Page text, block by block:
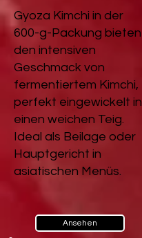
Gyoza Kimchi in der
600-g-Packung bieten
den intensiven
Geschmack von
fermentiertem Kimchi,
perfekt eingewickelt in
einen weichen Teig.
Ideal als Beilage oder
Hauptgericht in
asiatischen Menüs.
Ansehen